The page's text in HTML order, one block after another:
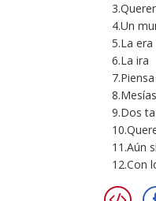
4.Un
5.La era
6.La ira
9.Dos
11.Aún
12.Con